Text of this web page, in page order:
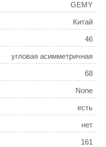
GEMY
Китай
46
угловая асимметричная
68
None
есть
нет
161